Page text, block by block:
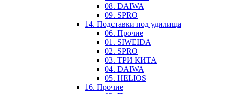
08. DAIWA
09. SPRO
14. Подставки под удилища
06. Прочие
01. SIWEIDA
02. SPRO
03. ТРИ КИТА
04. DAIWA
05. HELIOS
16. Прочие